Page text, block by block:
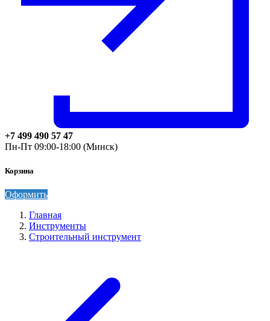
+7 499 490 57 47
Пн-Пт 09:00-18:00 (Минск)
Корзина
Оформить
Главная
Инструменты
Строительный инструмент